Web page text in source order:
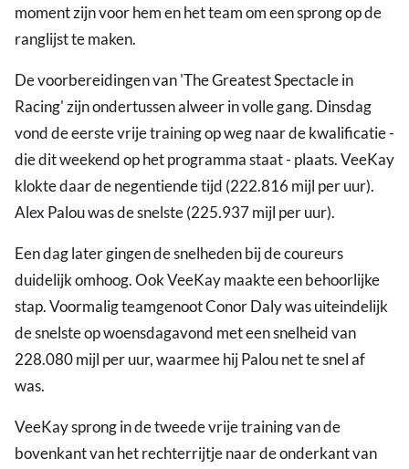
moment zijn voor hem en het team om een sprong op de
ranglijst te maken.
De voorbereidingen van 'The Greatest Spectacle in
Racing' zijn ondertussen alweer in volle gang. Dinsdag
vond de eerste vrije training op weg naar de kwalificatie -
die dit weekend op het programma staat - plaats. VeeKay
klokte daar de negentiende tijd (222.816 mijl per uur).
Alex Palou was de snelste (225.937 mijl per uur).
Een dag later gingen de snelheden bij de coureurs
duidelijk omhoog. Ook VeeKay maakte een behoorlijke
stap. Voormalig teamgenoot Conor Daly was uiteindelijk
de snelste op woensdagavond met een snelheid van
228.080 mijl per uur, waarmee hij Palou net te snel af
was.
VeeKay sprong in de tweede vrije training van de
bovenkant van het rechterrijtje naar de onderkant van